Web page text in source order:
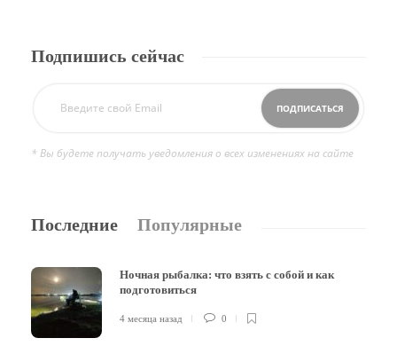
Подпишись сейчас
* Вы будете получать уведомления о всех изменениях на сайте
Последние Популярные
Ночная рыбалка: что взять с собой и как
подготовиться
4 месяца назад 0